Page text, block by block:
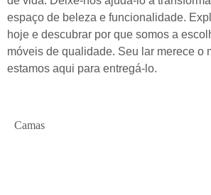
espaço de beleza e funcionalidade.
hoje e descubrar por que somos a
móveis de qualidade. Seu lar merece o
estamos aqui para entregá-lo.
Camas